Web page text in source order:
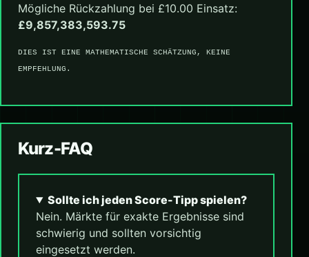
Mögliche Rückzahlung bei £10.00 Einsatz:
£9,857,383,593.75
DIES IST EINE MATHEMATISCHE SCHÄTZUNG, KEINE
EMPFEHLUNG.
Kurz-FAQ
Sollte ich jeden Score-Tipp spielen?
Nein. Märkte für exakte Ergebnisse sind
schwierig und sollten vorsichtig
eingesetzt werden.